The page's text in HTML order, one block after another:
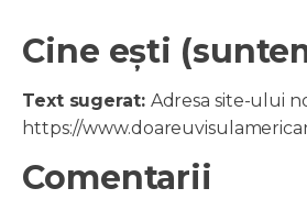
Cine ești
Text sugerat: Adresa site-ului
https://
Comentarii